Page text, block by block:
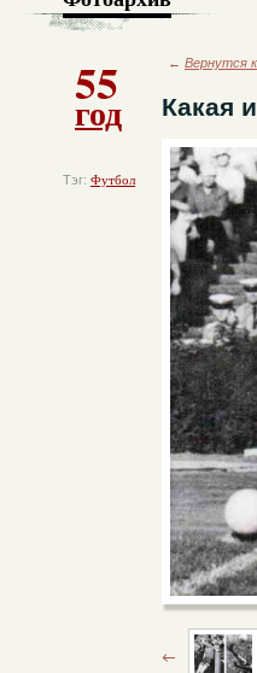
55
год
Тэг: Футбол
← Вернутся
Какая